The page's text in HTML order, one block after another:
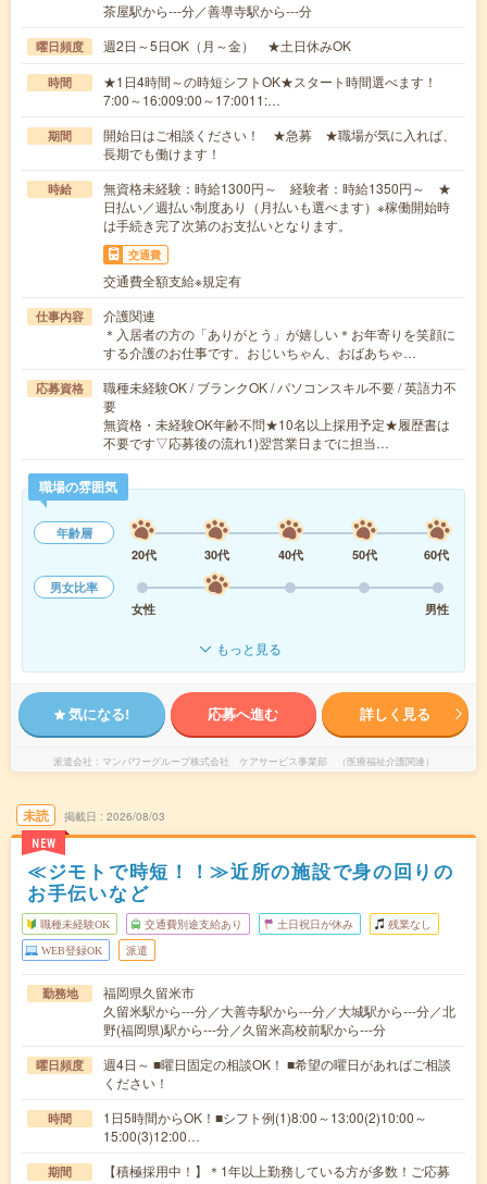
茶屋駅から---分／善導寺駅から---分
曜日頻度 週2日～5日OK（月～金） ★土日休みOK
時間
★1日4時間～の時短シフトOK★スタート時間選べます！
7:00～16:009:00～17:0011:…
期間
開始日はご相談ください！ ★急募 ★職場が気に入れば、
長期でも働けます！
時給
無資格未経験：時給1300円～ 経験者：時給1350円～ ★
日払い／週払い制度あり（月払いも選べます）※稼働開始時
は手続き完了次第のお支払いとなります。
交通費
交通費全額支給※規定有
仕事内容
介護関連
＊入居者の方の「ありがとう」が嬉しい＊お年寄りを笑顔に
する介護のお仕事です。おじいちゃん、おばあちゃ…
応募資格
職種未経験OK / ブランクOK / パソコンスキル不要 / 英語力不
要
無資格・未経験OK年齢不問★10名以上採用予定★履歴書は
不要です▽応募後の流れ1)翌営業日までに担当…
職場の雰囲気
年齢層
20代
30代 40代 50代
60代
男女比率
女性
男性
もっと見る
気になる! 応募へ進む 詳しく見る
派遣会社 マンパワーグループ株式会社 ケアサービス事業部 （医療福祉介護関連）
未読
NEW
掲載日 2026/08/03
≪ジモトで時短！！≫近所の施設で身の回りの
お手伝いなど
職種未経験OK 交通費別途支給あり 土日祝日が休み 残業なし
WEB登録OK 派遣
勤務地
福岡県久留米市
久留米駅から---分／大善寺駅から---分／大城駅から---分／北
野(福岡県)駅から---分／久留米高校前駅から---分
曜日頻度
週4日～ ■曜日固定の相談OK！ ■希望の曜日があればご相談
ください！
時間
1日5時間からOK！■シフト例(1)8:00～13:00(2)10:00～
15:00(3)12:00…
期間
【積極採用中！】＊1年以上勤務している方が多数！ご応募